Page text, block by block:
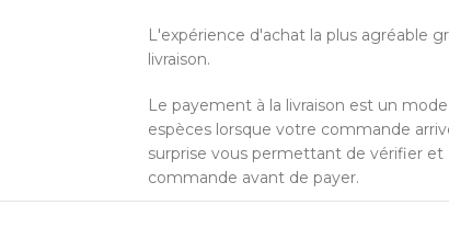
L'expérience d'achat la plus agréable
livraison.
Le payement à la livraison est un
espèces lorsque votre commande
surprise vous permettant de vérifier
commande avant de payer.